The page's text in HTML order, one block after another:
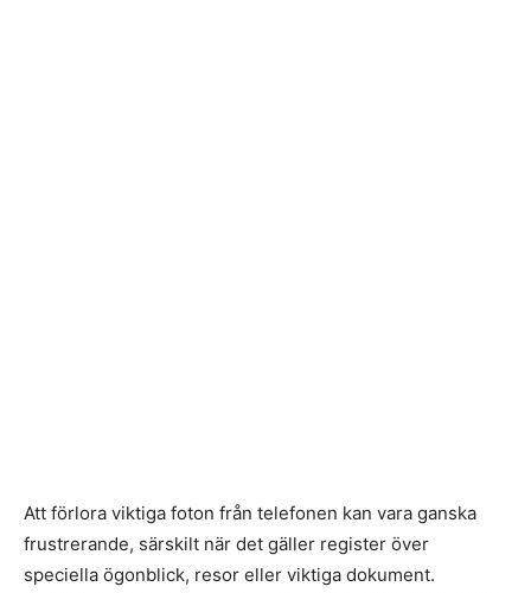
Att förlora viktiga foton från telefonen kan vara ganska
frustrerande, särskilt när det gäller register över
speciella ögonblick, resor eller viktiga dokument.